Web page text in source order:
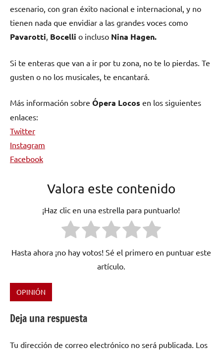
escenario, con gran éxito nacional e internacional, y no
tienen nada que envidiar a las grandes voces como
Pavarotti Bocelli o incluso Nina Hagen.
Si te enteras que van a ir por tu zona, no te lo pierdas. Te
gusten o no los musicales, te encantará.
Más información sobre Ópera Locos en los siguientes
enlaces:
Twitter
Instagram
Facebook
Valora este contenido
¡Haz clic en una estrella para puntuarlo!
Hasta ahora ¡no hay votos! Sé el primero en puntuar este
artículo.
Etiquetado
España,
ópera,
OPINIÓN
Deja una respuesta
Tu dirección de correo electrónico no será publicada. Los